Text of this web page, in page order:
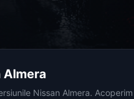
Almera
Nissan Almera.